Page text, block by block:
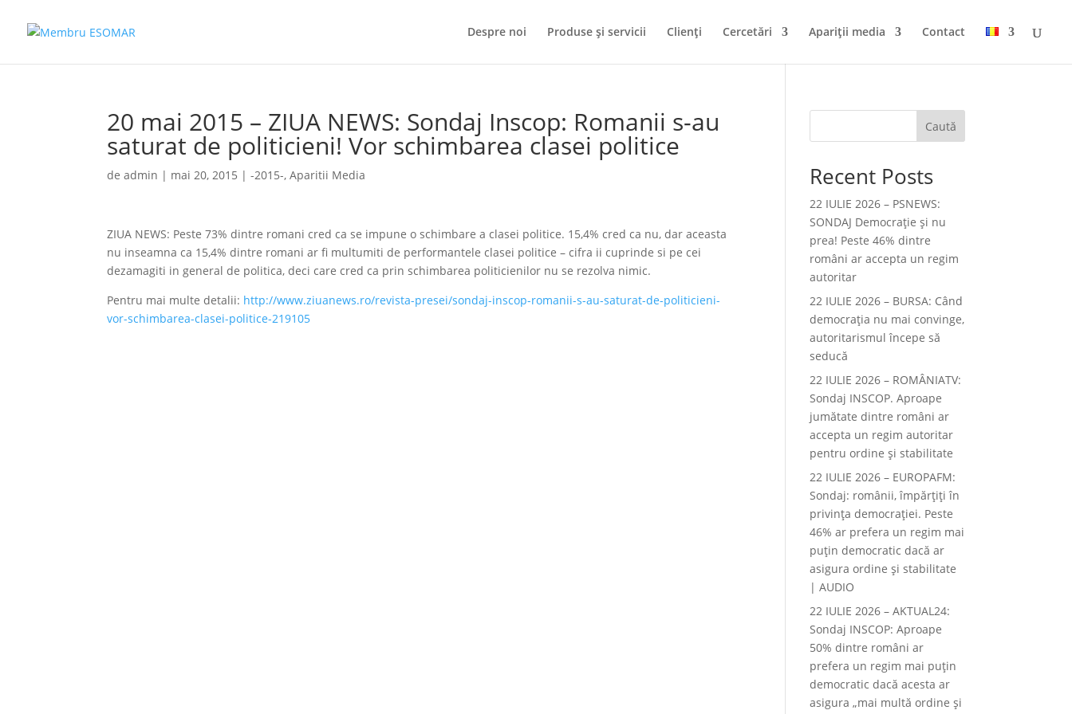
Despre noi Produse și servicii Clienți Cercetări Apariții media Contact
20 mai 2015 – ZIUA NEWS: Sondaj Inscop: Romanii s-au
saturat de politicieni! Vor schimbarea clasei politice
deadmin | mai 20, 2015 |-2015-,Aparitii Media
ZIUA NEWS: Peste 73% dintre romani cred ca se impune o schimbare a clasei politice. 15,4% cred ca nu, dar aceasta
nu inseamna ca 15,4% dintre romani ar fi multumiti de performantele clasei politice – cifra ii cuprinde si pe cei
dezamagiti in general de politica, deci care cred ca prin schimbarea politicienilor nu se rezolva nimic.
Pentru mai multe detalii: http://www.ziuanews.ro/revista-presei/sondaj-inscop-romanii-s-au-saturat-de-politicieni-
vor-schimbarea-clasei-politice-219105
Caută
Recent Posts
22 IULIE 2026 – PSNEWS:
SONDAJ Democrație și nu
prea! Peste 46% dintre
români ar accepta un regim
autoritar
22 IULIE 2026 – BURSA: Când
democraţia nu mai convinge,
autoritarismul începe să
seducă
22 IULIE 2026 – ROMÂNIATV:
Sondaj INSCOP. Aproape
jumătate dintre români ar
accepta un regim autoritar
pentru ordine și stabilitate
22 IULIE 2026 – EUROPAFM:
Sondaj: românii, împărțiți în
privința democrației. Peste
46% ar prefera un regim mai
puțin democratic dacă ar
asigura ordine și stabilitate
| AUDIO
22 IULIE 2026 – AKTUAL24:
Sondaj INSCOP: Aproape
50% dintre români ar
prefera un regim mai puțin
democratic dacă acesta ar
asigura „mai multă ordine și